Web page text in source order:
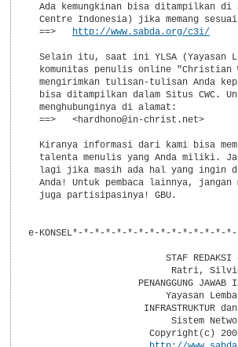
Ada kemungkinan bisa ditampilkan di
Centre Indonesia) jika memang
  ==>
http://www.sabda.org/c3i/
Selain itu, saat ini YLSA (Yayasan
komunitas penulis online "Christian
mengirimkan tulisan-tulisan Anda
bisa ditampilkan dalam Situs CWC.
  menghubunginya di alamat:
  ==>   <hardhono@in-christ.net>
Kiranya informasi dari kami bisa
talenta menulis yang Anda miliki.
lagi jika masih ada hal yang ingin
Anda! Untuk pembaca lainnya, jangan
  juga partisipasinya! GBU.
e-KONSEL*-*-*-*-*-*-*-*-*-*-*-*-*-*-
STAF REDAKSI
Ratri,
PENANGGUNG JAWAB
Yayasan
INFRASTRUKTUR
Sistem
Copyright(c)